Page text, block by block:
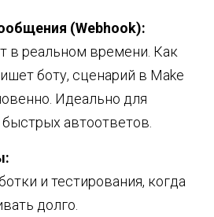
(Webhook):
в реальном времени. Как
боту, сценарий в Make
Идеально для
автоответов.
и тестирования, когда
долго.